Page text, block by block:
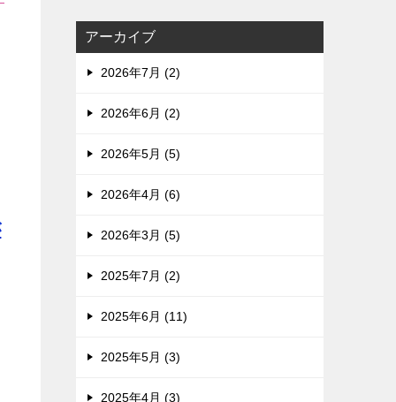
アーカイブ
2026年7月 (2)
2026年6月 (2)
2026年5月 (5)
2026年4月 (6)
2026年3月 (5)
2025年7月 (2)
2025年6月 (11)
2025年5月 (3)
2025年4月 (3)